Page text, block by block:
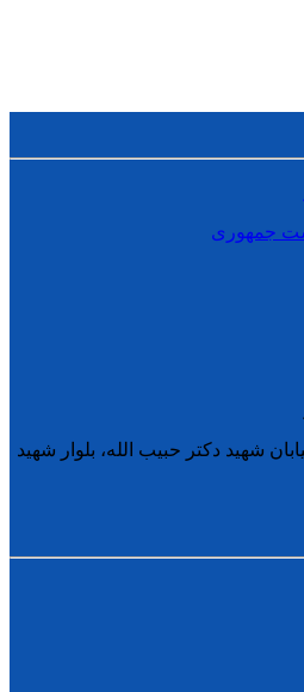
جمهوری
شهید دکتر حبیب الله، بلوار شهید